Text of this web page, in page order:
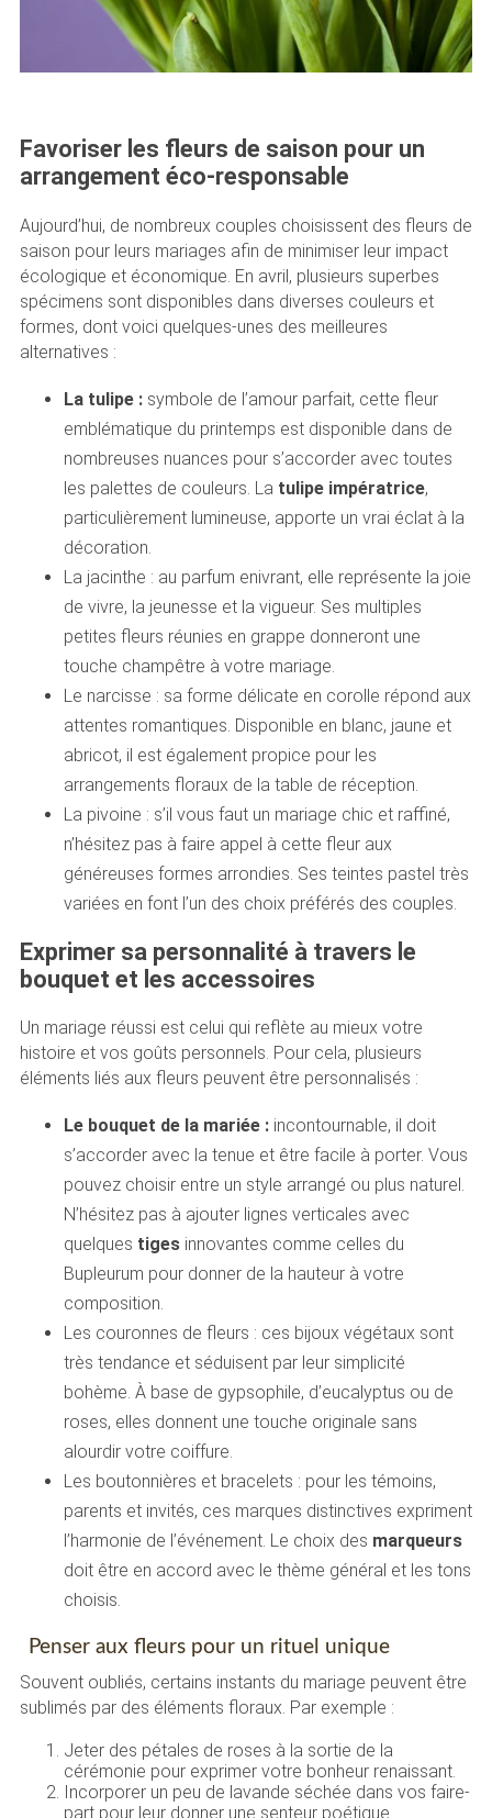
Favoriser les fleurs de saison pour un
arrangement éco-responsable
Aujourd’hui, de nombreux couples choisissent des fleurs de
saison pour leurs mariages afin de minimiser leur impact
écologique et économique. En avril, plusieurs superbes
spécimens sont disponibles dans diverses couleurs et
formes, dont voici quelques-unes des meilleures
alternatives :
La tulipe :symbole de l’amour parfait, cette fleur
emblématique du printemps est disponible dans de
nombreuses nuances pour s’accorder avec toutes
les palettes de couleurs. La tulipe impératrice,
particulièrement lumineuse, apporte un vrai éclat à la
décoration.
La jacinthe : au parfum enivrant, elle représente la joie
de vivre, la jeunesse et la vigueur. Ses multiples
petites fleurs réunies en grappe donneront une
touche champêtre à votre mariage.
Le narcisse : sa forme délicate en corolle répond aux
attentes romantiques. Disponible en blanc, jaune et
abricot, il est également propice pour les
arrangements floraux de la table de réception.
La pivoine : s’il vous faut un mariage chic et raffiné,
n’hésitez pas à faire appel à cette fleur aux
généreuses formes arrondies. Ses teintes pastel très
variées en font l’un des choix préférés des couples.
Exprimer sa personnalité à travers le
bouquet et les accessoires
Un mariage réussi est celui qui reflète au mieux votre
histoire et vos goûts personnels. Pour cela, plusieurs
éléments liés aux fleurs peuvent être personnalisés :
Le bouquet de la mariée :incontournable, il doit
s’accorder avec la tenue et être facile à porter. Vous
pouvez choisir entre un style arrangé ou plus naturel.
N’hésitez pas à ajouter lignes verticales avec
quelques tigesinnovantes comme celles du
Bupleurum pour donner de la hauteur à votre
composition.
Les couronnes de fleurs : ces bijoux végétaux sont
très tendance et séduisent par leur simplicité
bohème. À base de gypsophile, d’eucalyptus ou de
roses, elles donnent une touche originale sans
alourdir votre coiffure.
Les boutonnières et bracelets : pour les témoins,
parents et invités, ces marques distinctives expriment
l’harmonie de l’événement. Le choix des marqueurs
doit être en accord avec le thème général et les tons
choisis.
Penser aux fleurs pour un rituel unique
Souvent oubliés, certains instants du mariage peuvent être
sublimés par des éléments floraux. Par exemple :
Jeter des pétales de roses à la sortie de la
cérémonie pour exprimer votre bonheur renaissant.
Incorporer un peu de lavande séchée dans vos faire-
part pour leur donner une senteur poétique.